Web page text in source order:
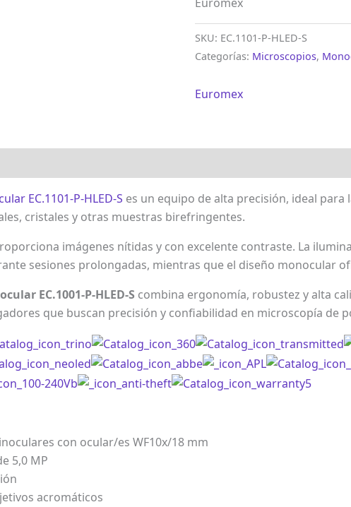
SKU: EC.1101-P-HLED-S
Categorías: Microscopios,
Euromex
EC.1101-P-HLED-S es un equipo de alta precisión, ideal
cristales y otras muestras birefringentes.
imágenes nítidas y con excelente contraste. La
sesiones prolongadas, mientras que el diseño monocular
EC.1001-P-HLED-S combina ergonomía, robustez y alta
que buscan precisión y confiabilidad en microscopía de
con ocular/es WF10x/18 mm
5,0 MP
acromáticos